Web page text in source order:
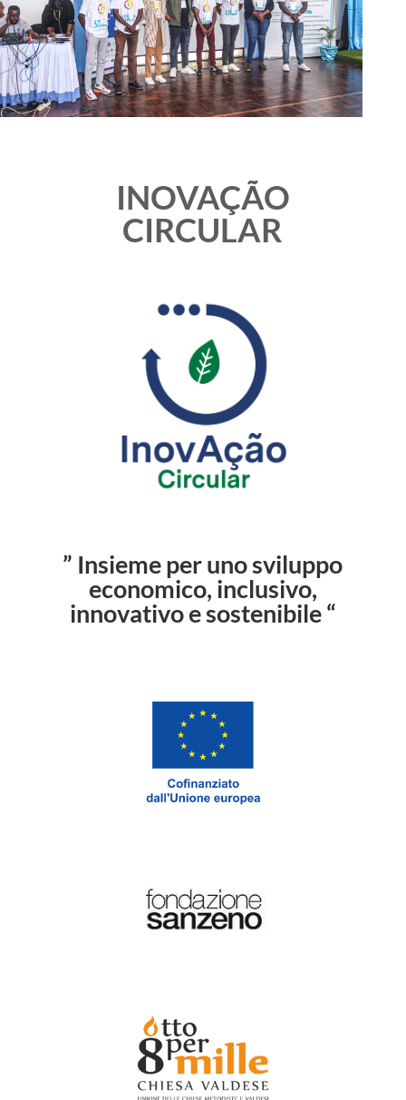
INOVAÇÃO
CIRCULAR
” Insieme per uno sviluppo
economico, inclusivo,
innovativo e sostenibile “